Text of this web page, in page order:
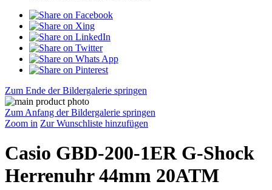
Zum Ende der Bildergalerie springen
Zum Anfang der Bildergalerie springen
Zoom in Zur Wunschliste hinzufügen
Casio GBD-200-1ER G-Shock
Herrenuhr 44mm 20ATM